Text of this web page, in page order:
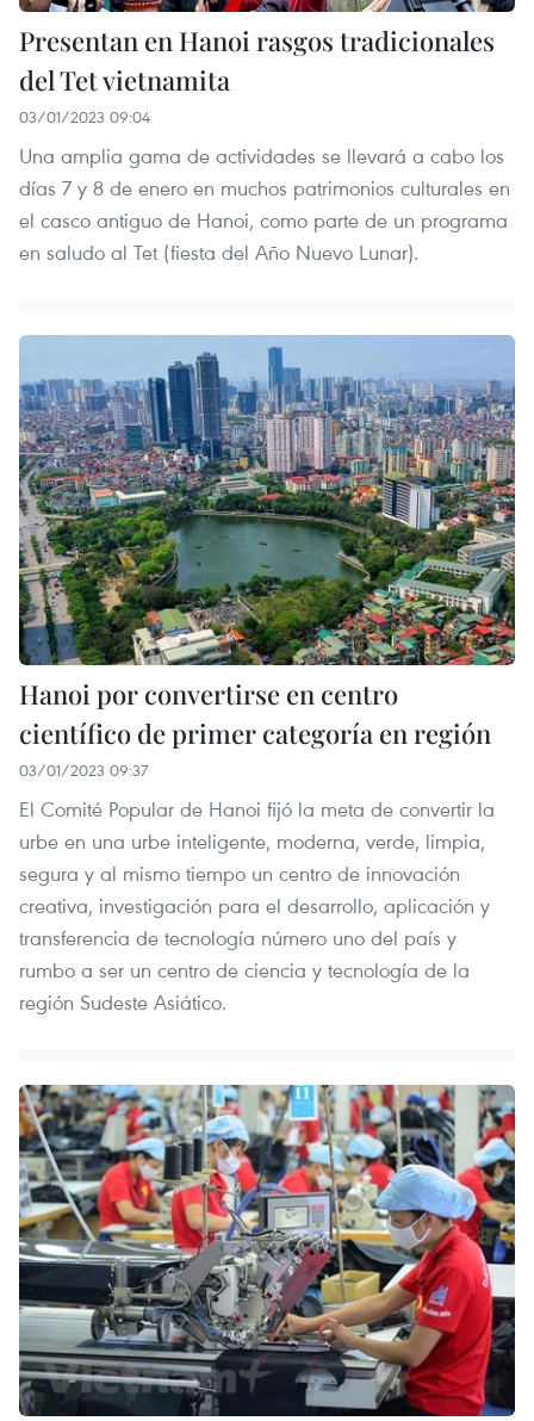
Presentan en Hanoi rasgos tradicionales
del Tet vietnamita
03/01/2023 09:04
Una amplia gama de actividades se llevará a cabo los
días 7 y 8 de enero en muchos patrimonios culturales en
el casco antiguo de Hanoi, como parte de un programa
en saludo al Tet (fiesta del Año Nuevo Lunar).
Hanoi por convertirse en centro
científico de primer categoría en región
03/01/2023 09:37
El Comité Popular de Hanoi fijó la meta de convertir la
urbe en una urbe inteligente, moderna, verde, limpia,
segura y al mismo tiempo un centro de innovación
creativa, investigación para el desarrollo, aplicación y
transferencia de tecnología número uno del país y
rumbo a ser un centro de ciencia y tecnología de la
región Sudeste Asiático.